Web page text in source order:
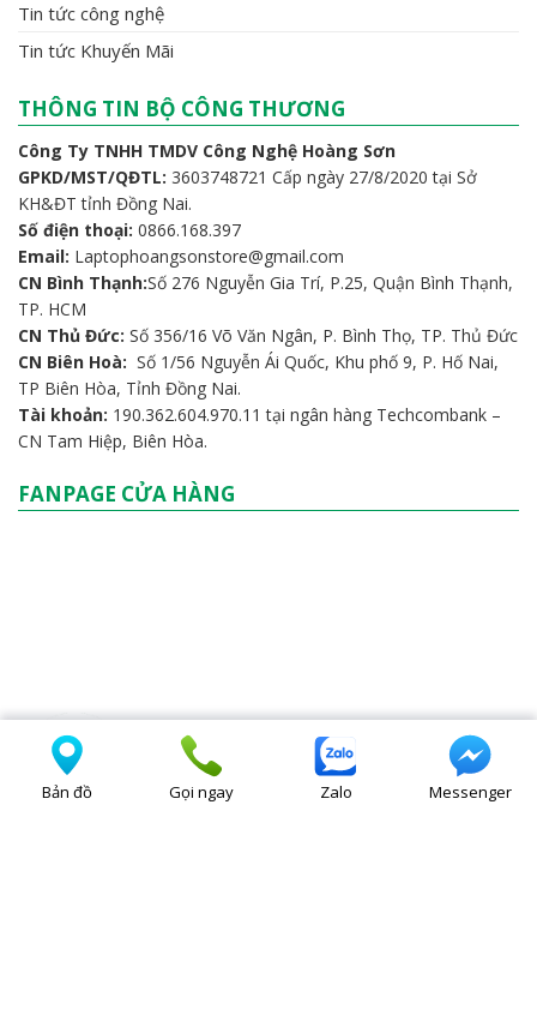
Bản đồ Gọi ngay Zalo Messenger
Tin tức công nghệ
Tin tức Khuyến Mãi
THÔNG TIN BỘ CÔNG THƯƠNG
Công Ty TNHH TMDV Công Nghệ Hoàng Sơn
GPKD/MST/QĐTL: 3603748721 Cấp ngày 27/8/2020 tại Sở
KH&ĐT tỉnh Đồng Nai.
Số điện thoại: 0866.168.397
Email: Laptophoangsonstore@gmail.com
CN Bình Thạnh:Số 276 Nguyễn Gia Trí, P.25, Quận Bình Thạnh,
TP. HCM
CN Thủ Đức: Số 356/16 Võ Văn Ngân, P. Bình Thọ, TP. Thủ Đức
CN Biên Hoà: Số 1/56 Nguyễn Ái Quốc, Khu phố 9, P. Hố Nai,
TP Biên Hòa, Tỉnh Đồng Nai.
Tài khoản: 190.362.604.970.11 tại ngân hàng Techcombank –
CN Tam Hiệp, Biên Hòa.
FANPAGE CỬA HÀNG